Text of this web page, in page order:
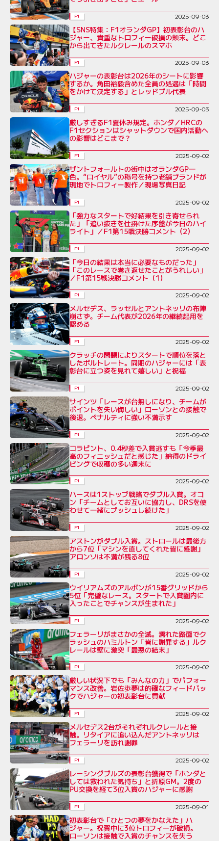
F1 2025-09-03
【SNS特集：F1オランダGP】初表彰台のハ
ジャー、貴重なトロフィー破損の顛末。どこ
から出てきたルクレールのスマホ
F1 2025-09-03
ハジャーの表彰台は2026年のシートに影響
するか。角田裕毅含めた全員の処遇は「時間
をかけて決定する」とレッドブル代表
F1 2025-09-03
厳しすぎるF1夏休み規定。ホンダ／HRCの
F1セクションはシャットダウンで国内活動へ
の影響はどこまで？
F1 2025-09-02
ザントフォールトの街中はオランダGP一
色。“ロイヤル”の称号を持つ老舗ブランドが
現地でトロフィー製作／現場写真日記
F1 2025-09-02
「強力なスタートで好結果を引き寄せられ
た」「追い抜きを仕掛けた序盤が今日のハイ
ライト」／F1第15戦決勝コメント（2）
F1 2025-09-02
「今日の結果は本当に必要なものだった」
「このレースで巻き返せたことがうれしい」
／F1第15戦決勝コメント（1）
F1 2025-09-02
メルセデス、ラッセルとアントネッリの布陣
崩さず。チーム代表が2026年の継続起用を
認める
F1 2025-09-02
クラッチの問題によりスタートで順位を落と
したボルトレート。同期のハジャーには「表
彰台に立つ姿を見れて嬉しい」と祝福
F1 2025-09-02
サインツ「レースが台無しになり、チームが
ポイントを失い悔しい」ローソンとの接触で
後退。ペナルティに強い不満示す
F1 2025-09-02
コラピント、0.4秒差で入賞逃すも「今季最
高のフィニッシュだと感じた」納得のドライ
ビングで収穫の多い週末に
F1 2025-09-02
ハースは1ストップ戦略でダブル入賞。オコ
ン「チームとしてお互いに協力し、DRSを使
わせて一緒にプッシュし続けた」
F1 2025-09-02
アストンがダブル入賞。ストロールは最後方
から7位「マシンを直してくれた皆に感謝」
アロンソは不満が残る8位
F1 2025-09-02
ウイリアムズのアルボンが15番グリッドから
5位「完璧なレース。スタートで入賞圏内に
入ったことでチャンスが生まれた」
F1 2025-09-02
フェラーリがまさかの全滅。濡れた路面でク
ラッシュのハミルトン「皆に謝罪する」ルク
レールは壁に激突「最悪の結末」
F1 2025-09-02
厳しい状況下でも「みんなの力」でパフォー
マンス改善。岩佐歩夢は的確なフィードバッ
クでハジャーの初表彰台に貢献
F1 2025-09-02
メルセデス2台がそれぞれルクレールと接
触。リタイアに追い込んだアントネッリは
フェラーリを訪れ謝罪
F1 2025-09-02
レーシングブルズの表彰台獲得で「ホンダと
しては救われた気持ち」と折原GM。2度の
PU交換を経て3位入賞のハジャーに感謝
F1 2025-09-01
初表彰台で「ひとつの夢をかなえた」ハ
ジャー。祝賀中に3位トロフィーが破損。
ローソンは接触で入賞のチャンスを失う